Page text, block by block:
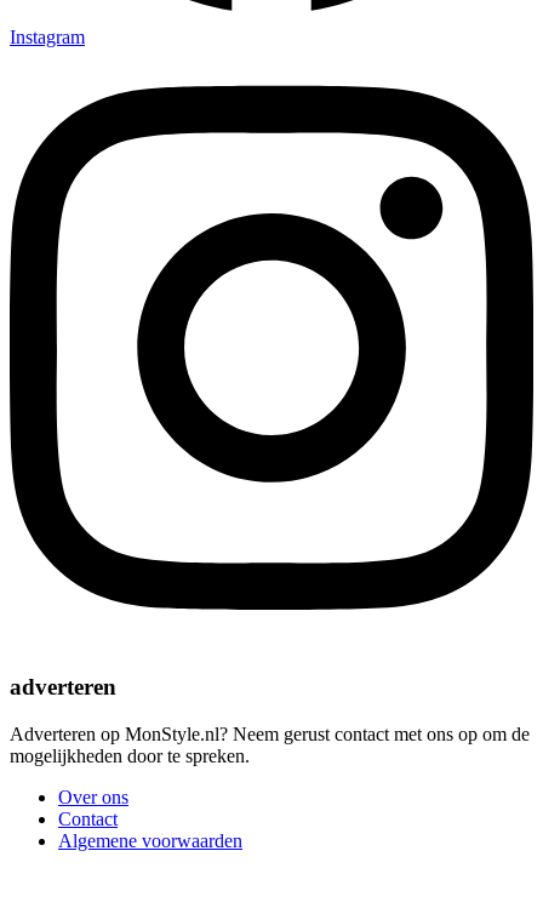
Instagram
adverteren
Adverteren op MonStyle.nl? Neem gerust contact met ons op om de
mogelijkheden door te spreken.
Over ons
Contact
Algemene voorwaarden